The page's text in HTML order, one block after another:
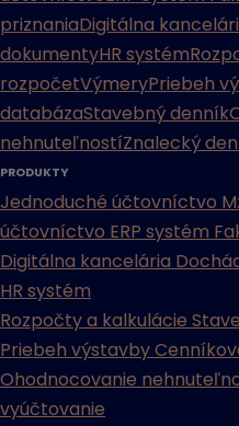
priznaniaDigitálna
dokumentyHR systém
rozpočetVýmeryPriebeh
databázaStavebný denník
nehnuteľnostíZnalecký
PRODUKTY
Jednoduché účtovníctvo
účtovníctvo ERP systém
Digitálna kancelária
HR systém
Rozpočty a kalkulácie
Priebeh výstavby
Ohodnocovanie
vyúčtovanie